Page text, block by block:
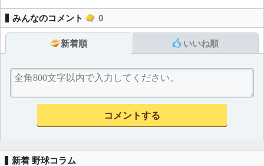
みんなのコメント 0
新着順 いいね順
新着 野球コラム